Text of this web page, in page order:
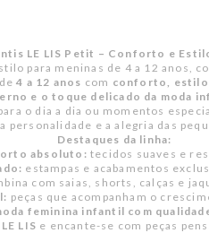
LE LIS Petit – Conforto e
para meninas de 4 a 12 anos,
4 a 12 anos com conforto, estilo
e o toque delicado da moda
o dia a dia ou momentos
personalidade e a alegria das
Destaques da linha:
absoluto: tecidos suaves e
estampas e acabamentos
com saias, shorts, calças e
peças que acompanham o
feminina infantil com
LIS e encante-se com peças